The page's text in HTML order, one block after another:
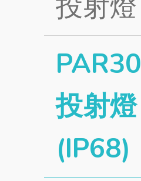
PAR30
投射燈
(IP68)